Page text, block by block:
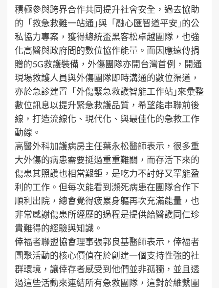
積極參與跨界合作共同提升社會安全，過去協助
的「救急救難一站通｣與「融心匯智道平安｣的公
私協力專案，獲得總統盃黑客松卓越團隊，也強
化高醫與政府間的數位協作能量。而因應遠傳捐
贈的5G救護裝備，外傷團隊亦開台灣首例，開通
現場救護人員與外傷團隊即時溝通的數位渠道，
亦於急診建置「外傷緊急救護智能工作站｣來彙整
數位訊息以提升緊急救護品質，希望能串聯前後
線，打造流線化、現代化、與最佳化的急救工作
動線。
高醫外科加護病房主任葉永松醫師表示，很多重
大外傷的病患需要挺過重重難關，而存活下來的
傷患其照護也相當艱鉅，是吃力不討好又罕能盈
利的工作。但每次能看到瀕死病患在團隊合作下
順利出院，總會覺得疲累身軀再次充滿能量，也
非常感謝傷患所經歷的過程是提供給醫護同仁珍
貴難得的經驗與知識。
倖福者聯盟協會理事張郭良基醫師表示，倖福者
團聚活動的核心價值在於創建一個支持性強的社
群環境，讓倖存者感受到他們並非孤獨，並且透
過這些活動來連結所有急救團隊，這對於維繫團